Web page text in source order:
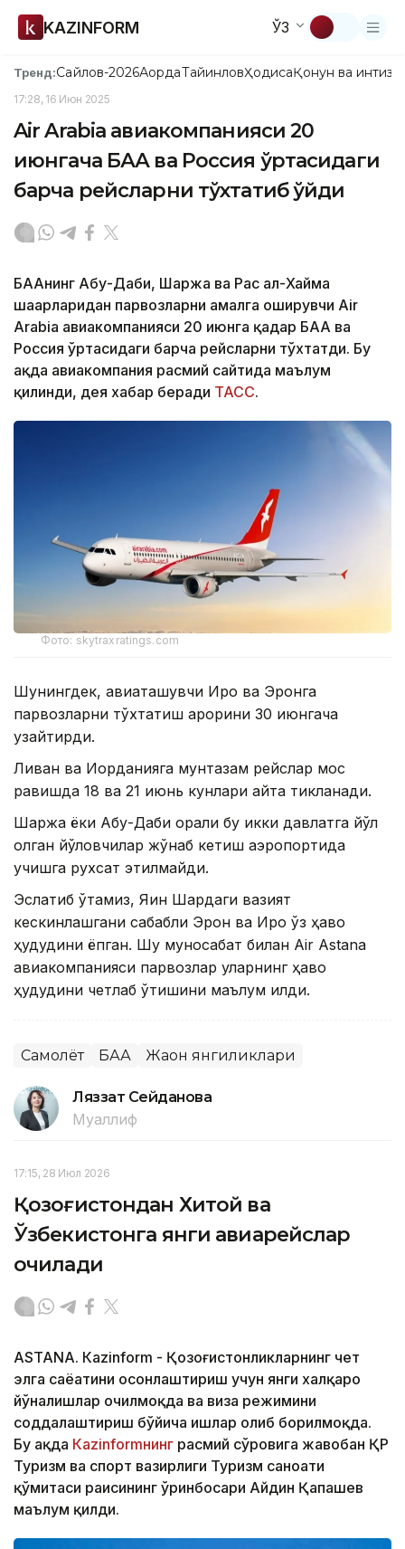
KAZINFORM ЎЗ
Тренд:Сайлов-2026АқордаТайинловҲодисаҚонун ва
17:28, 16 Июн 2025
Air Arabia авиакомпанияси 20
июнгача БАА ва Россия ўртасидаги
барча рейсларни тўхтатиб қўйди
БААнинг Абу-Даби, Шаржа ва Рас ал-Хайма
шаҳарларидан парвозларни амалга оширувчи Air
Arabia авиакомпанияси 20 июнга қадар БАА ва
Россия ўртасидаги барча рейсларни тўхтатди. Бу
ҳақда авиакомпания расмий сайтида маълум
қилинди, дея хабар беради ТАСС.
Фото: skytraxratings.com
Шунингдек, авиаташувчи Ироқ ва Эронга
парвозларни тўхтатиш қарорини 30 июнгача
узайтирди.
Ливан ва Иорданияга мунтазам рейслар мос
равишда 18 ва 21 июнь кунлари қайта тикланади.
Шаржа ёки Абу-Даби орқали бу икки давлатга йўл
олган йўловчилар жўнаб кетиш аэропортида
учишга рухсат этилмайди.
Эслатиб ўтамиз, Яқин Шарқдаги вазият
кескинлашгани сабабли Эрон ва Ироқ ўз ҳаво
ҳудудини ёпган. Шу муносабат билан Air Astana
авиакомпанияси парвозлар уларнинг ҳаво
ҳудудини четлаб ўтишини маълум қилди.
Самолёт БАА Жаҳон янгиликлари
Ляззат Сейданова
Муаллиф
17:15, 28 Июл 2026
Қозоғистондан Хитой ва
Ўзбекистонга янги авиарейслар
очилади
ASTANА. Кazinform - Қозоғистонликларнинг чет
элга саёҳатини осонлаштириш учун янги халқаро
йўналишлар очилмоқда ва виза режимини
соддалаштириш бўйича ишлар олиб борилмоқда.
Бу ҳақда Кazinformнинг расмий сўровига жавобан ҚР
Туризм ва спорт вазирлиги Туризм саноати
қўмитаси раисининг ўринбосари Айдин Қапашев
маълум қилди.